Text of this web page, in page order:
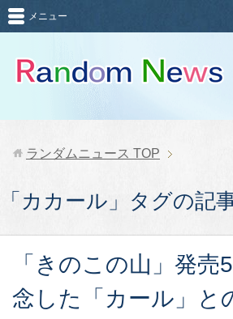
メニュー
ランダムニュース TOP
「カカール」タグの記
「きのこの山」発売
念した「カール」と